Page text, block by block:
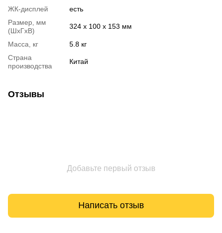
ЖК-дисплей
есть
Размер, мм
(ШхГхВ)
324 х 100 х 153 мм
Масса, кг
5.8 кг
Страна
производства
Китай
Отзывы
Добавьте первый отзыв
Написать отзыв